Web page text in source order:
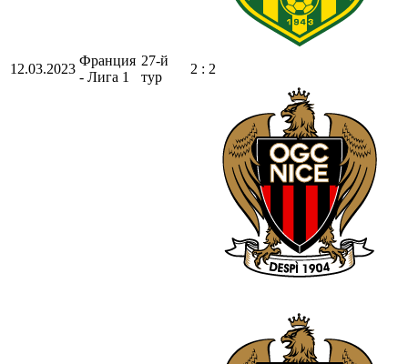
12.03.2023
Франция
- Лига 1
27-й
тур
2 : 2